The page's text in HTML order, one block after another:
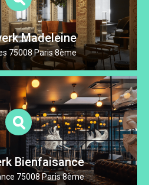
Madeleine
75008 Paris 8ème
Bienfaisance
75008 Paris 8ème